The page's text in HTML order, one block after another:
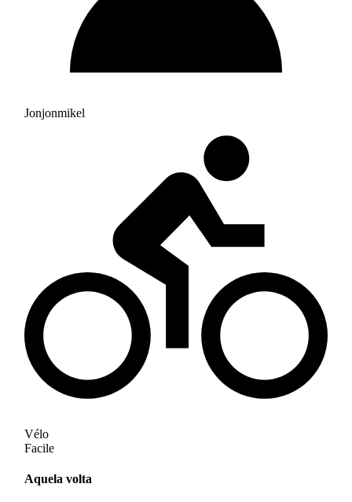
Jonjonmikel
Vélo
Facile
Aquela volta